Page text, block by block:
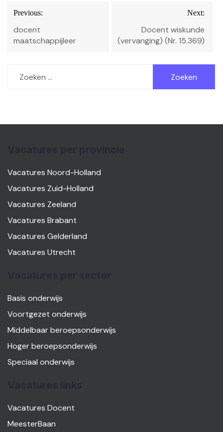
Bericht
navigatie
Previous:
docent
maatschappijleer
Next:
Docent wiskunde
(vervanging) (Nr. 15.369)
naar:
Vacatures Noord-Holland
Vacatures Zuid-Holland
Vacatures Zeeland
Vacatures Brabant
Vacatures Gelderland
Vacatures Utrecht
Basis onderwijs
Voortgezet onderwijs
Middelbaar beroepsonderwijs
Hoger beroepsonderwijs
Speciaal onderwijs
Vacatures Docent
MeesterBaan